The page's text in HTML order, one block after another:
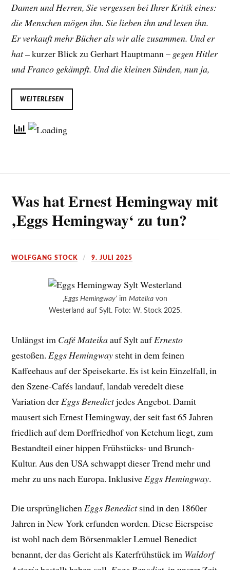
Damen und Herren, Sie vergessen bei Ihrer Kritik eines:
die Menschen mögen ihn. Sie lieben ihn und lesen ihn.
Er verkauft mehr Bücher als wir alle zusammen. Und er
hat –kurzer Blick zu Gerhart Hauptmann – gegen Hitler
und Franco gekämpft. Und die kleinen Sünden, nun ja,
WEITERLESEN
Was hat Ernest Hemingway mit
‚Eggs Hemingway‘ zu tun?
WOLFGANG STOCK 9. JULI 2025
‚Eggs Hemingway‘ im Mateika von
Westerland auf Sylt. Foto: W. Stock 2025.
Unlängst im Café Mateikaauf Sylt aufErnesto
gestoßen.Eggs Hemingway steht in dem feinen
Kaffeehaus auf der Speisekarte. Es ist kein Einzelfall, in
den Szene-Cafés landauf, landab veredelt diese
Variation derEggs Benedictjedes Angebot. Damit
mausert sich Ernest Hemingway, der seit fast 65 Jahren
friedlich auf dem Dorffriedhof von Ketchum liegt, zum
Bestandteil einer hippen Frühstücks- und Brunch-
Kultur. Aus den USA schwappt dieser Trend mehr und
mehr zu uns nach Europa. InklusiveEggs Hemingway.
Die ursprünglichenEggs Benedictsind in den 1860er
Jahren in New York erfunden worden. Diese Eierspeise
ist wohl nach dem Börsenmakler Lemuel Benedict
benannt, der das Gericht als Katerfrühstück im Waldorf